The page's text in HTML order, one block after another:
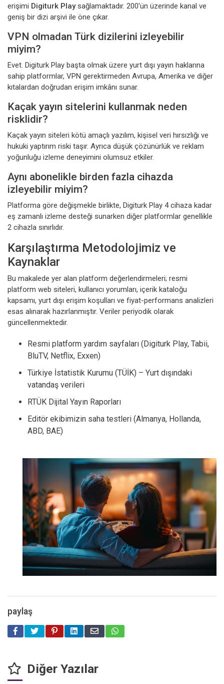
erişimi Digiturk Playsağlamaktadır. 200'ün üzerinde kanal ve
geniş bir dizi arşivi ile öne çıkar.
VPN olmadan Türk dizilerini izleyebilir
miyim?
Evet. Digiturk Play başta olmak üzere yurt dışı yayın haklarına
sahip platformlar, VPN gerektirmeden Avrupa, Amerika ve diğer
kıtalardan doğrudan erişim imkânı sunar.
Kaçak yayın sitelerini kullanmak neden
risklidir?
Kaçak yayın siteleri kötü amaçlı yazılım, kişisel veri hırsızlığı ve
hukuki yaptırım riski taşır. Ayrıca düşük çözünürlük ve reklam
yoğunluğu izleme deneyimini olumsuz etkiler.
Aynı abonelikle birden fazla cihazda
izleyebilir miyim?
Platforma göre değişmekle birlikte, Digiturk Play 4 cihaza kadar
eş zamanlı izleme desteği sunarken diğer platformlar genellikle
2 cihazla sınırlıdır.
Karşılaştırma Metodolojimiz ve
Kaynaklar
Bu makalede yer alan platform değerlendirmeleri; resmi
platform web siteleri, kullanıcı yorumları, içerik kataloğu
kapsamı, yurt dışı erişim koşulları ve fiyat-performans analizleri
esas alınarak hazırlanmıştır. Veriler periyodik olarak
güncellenmektedir.
Resmi platform yardım sayfaları (Digiturk Play, Tabii,
BluTV, Netflix, Exxen)
Türkiye İstatistik Kurumu (TÜİK) – Yurt dışındaki
vatandaş verileri
RTÜK Dijital Yayın Raporları
Editör ekibimizin saha testleri (Almanya, Hollanda,
ABD, BAE)
paylaş
Diğer Yazılar